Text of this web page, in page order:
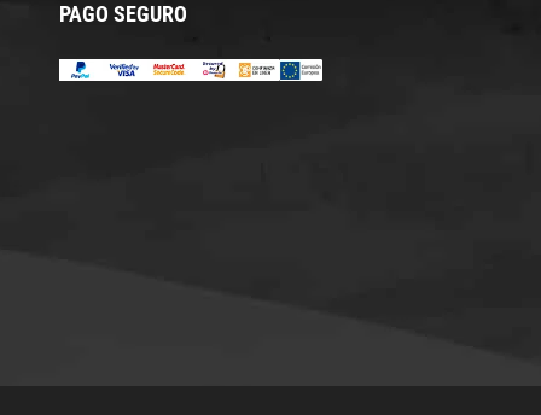
PAGO SEGURO